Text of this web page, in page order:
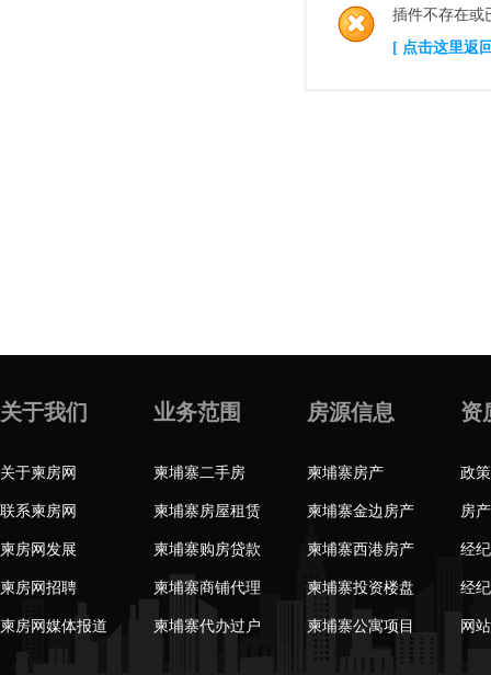
插件不存在或
[ 点击这里返
关于我们
关于柬房网
联系柬房网
柬房网发展
柬房网招聘
柬房网媒体报道
业务范围
柬埔寨二手房
柬埔寨房屋租赁
柬埔寨购房贷款
柬埔寨商铺代理
柬埔寨代办过户
房源信息
柬埔寨房产
柬埔寨金边房产
柬埔寨西港房产
柬埔寨投资楼盘
柬埔寨公寓项目
资
政
房
经
经
网